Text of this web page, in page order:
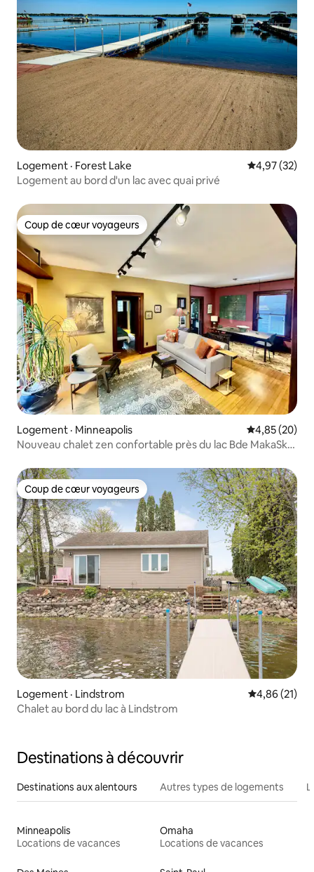
Logement · Forest Lake Note
4,97 (32)
Logement au bord d'un lac avec quai privé
Coup de cœur voyageurs
Coup de cœur voyageurs
Logement · Minneapolis Note
4,85 (20)
Nouveau chalet zen confortable près du lac Bde MakaSka
Coup de cœur voyageurs
Coup de cœur voyageurs
Logement · Lindstrom Note
4,86 (21)
Chalet au bord du lac à Lindstrom
Destinations à découvrir
Destinations aux alentours Autres types de logements
Minneapolis
Locations de vacances
Omaha
Locations de vacances